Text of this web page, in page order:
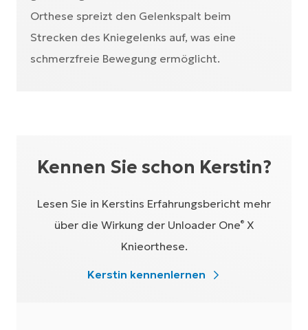
Orthese spreizt den Gelenkspalt beim
Strecken des Kniegelenks auf, was eine
schmerzfreie Bewegung ermöglicht.
Kennen Sie schon Kerstin?
Lesen Sie in Kerstins Erfahrungsbericht mehr
über die Wirkung der Unloader One®X
Knieorthese.
Kerstin kennenlernen